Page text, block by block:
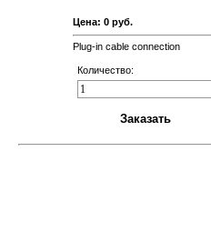
Цена: 0 руб.
Plug-in cable connection
Количество: